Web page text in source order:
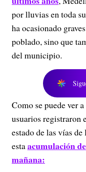
por lluvias en toda
ha ocasionado
poblado, sino que
del municipio.
Como se puede ver
usuarios registraron
estado de las vías
estaacumulación
mañana: